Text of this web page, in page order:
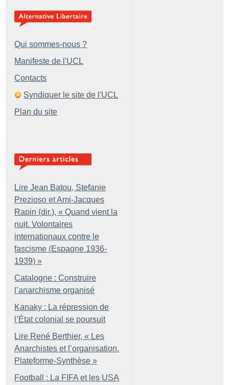
Qui sommes-nous ?
Manifeste de l'UCL
Contacts
Syndiquer le site de l'UCL
Plan du site
Lire Jean Batou, Stefanie
Prezioso et Ami-Jacques
Rapin (dir.), « Quand vient la
nuit. Volontaires
internationaux contre le
fascisme (Espagne 1936-
1939) »
Catalogne : Construire
l’anarchisme organisé
Kanaky : La répression de
l’État colonial se poursuit
Lire René Berthier, « Les
Anarchistes et l’organisation.
Plateforme-Synthèse »
Football : La FIFA et les USA